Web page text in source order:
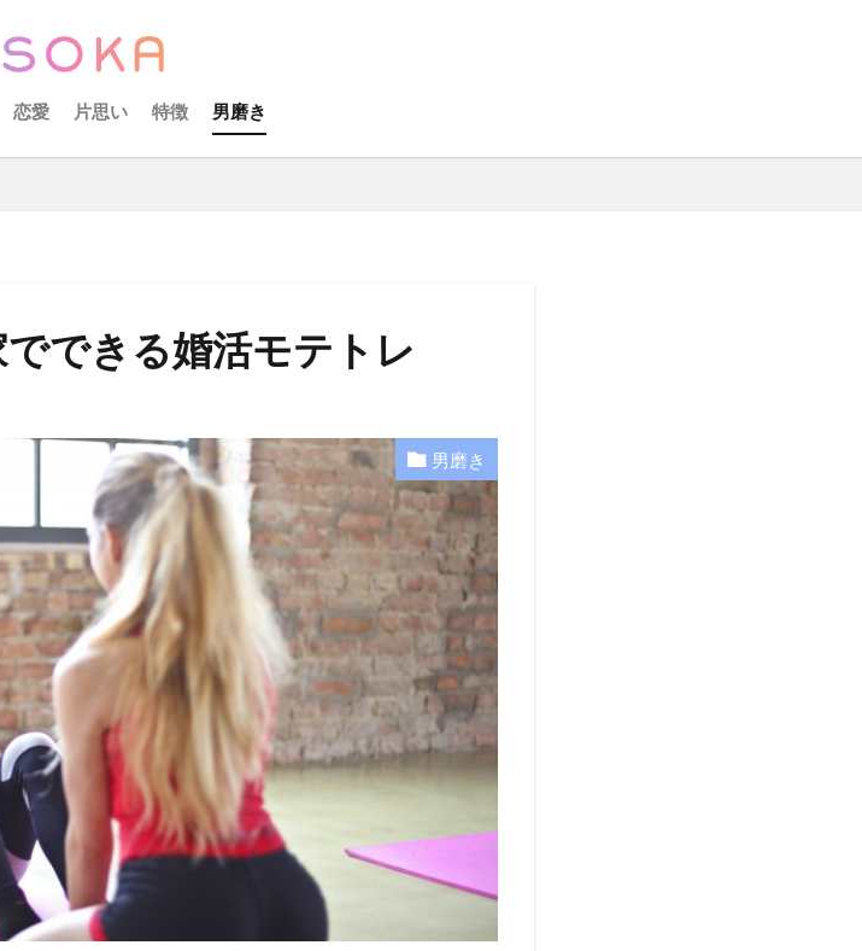
恋愛 片思い 特徴 男磨き
できる婚活モテトレ
男磨き